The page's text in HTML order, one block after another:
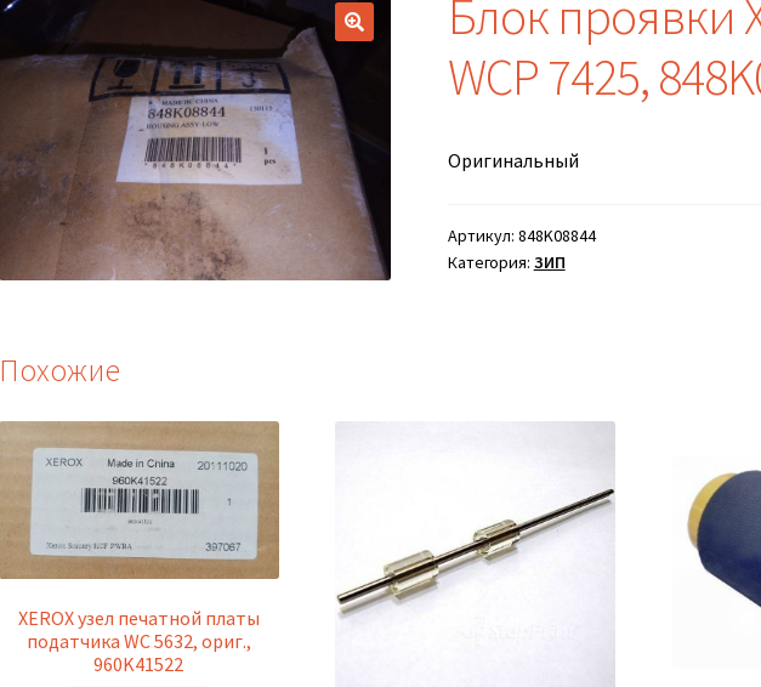
Блок проявки
WCP 7425,
Оригинальный
Артикул: 848K08844
Категория: ЗИП
Похожие
XEROX узел печатной платы
податчика WC 5632, ориг.,
960K41522